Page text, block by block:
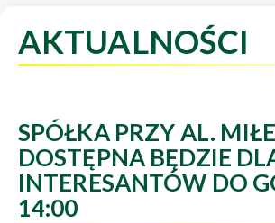
AKTUALNOŚCI
SPÓŁKA PRZY AL.
DOSTĘPNA BĘDZIE
INTERESANTÓW DO
14:00